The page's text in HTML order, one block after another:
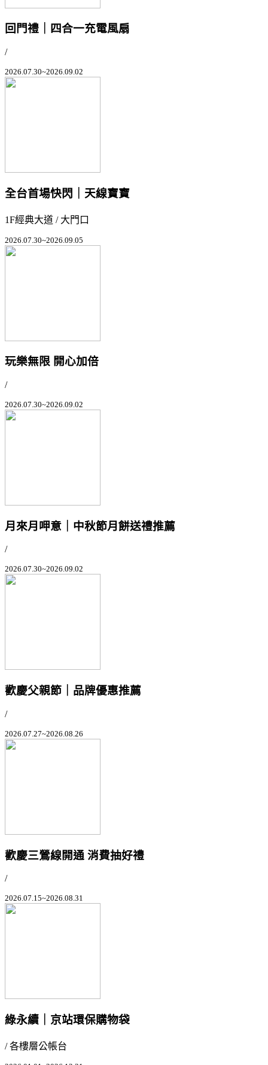
回門禮｜四合一充電風扇
/
2026.07.30~2026.09.02
全台首場快閃｜天線寶寶
1F經典大道 / 大門口
2026.07.30~2026.09.05
玩樂無限 開心加倍
/
2026.07.30~2026.09.02
月來月呷意｜中秋節月餅送禮推薦
/
2026.07.30~2026.09.02
歡慶父親節｜品牌優惠推薦
/
2026.07.27~2026.08.26
歡慶三鶯線開通 消費抽好禮
/
2026.07.15~2026.08.31
綠永續｜京站環保購物袋
/ 各樓層公帳台